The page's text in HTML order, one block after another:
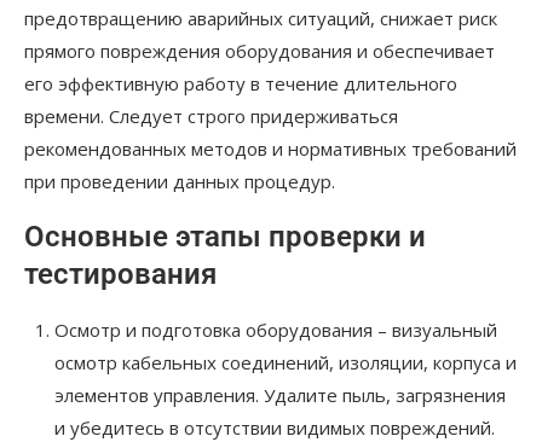
предотвращению аварийных ситуаций, снижает риск
прямого повреждения оборудования и обеспечивает
его эффективную работу в течение длительного
времени. Следует строго придерживаться
рекомендованных методов и нормативных требований
при проведении данных процедур.
Основные этапы проверки и
тестирования
Осмотр и подготовка оборудования – визуальный
осмотр кабельных соединений, изоляции, корпуса и
элементов управления. Удалите пыль, загрязнения
и убедитесь в отсутствии видимых повреждений.